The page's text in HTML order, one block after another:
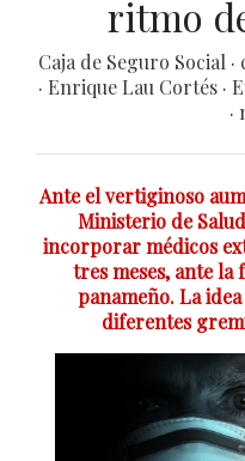
ritmo
Caja de Seguro Social ·
· Enrique Lau Cortés ·
·
Ante el vertiginoso
Ministerio de
incorporar médicos
tres meses, ante
panameño. La
diferentes